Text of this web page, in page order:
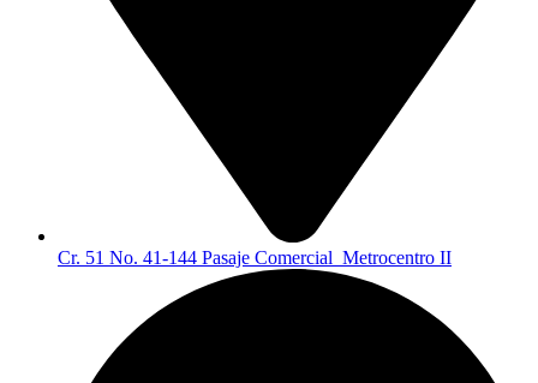
Cr. 51 No. 41-144 Pasaje Comercial Metrocentro II